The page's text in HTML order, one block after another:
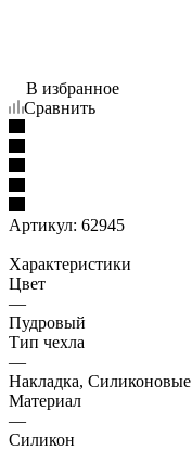
В избранное
Сравнить
Артикул: 62945
Характеристики
Цвет
—
Пудровый
Тип чехла
—
Накладка, Силиконовые
Материал
—
Силикон